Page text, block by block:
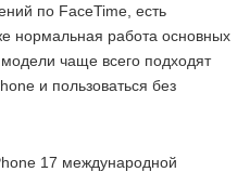
по FaceTime, есть
нормальная работа основных
чаще всего подходят
и пользоваться без
17 международной